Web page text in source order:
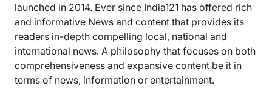
launched in 2014. Ever since India121 has offered rich
and informative News and content that provides its
readers in-depth compelling local, national and
international news. A philosophy that focuses on both
comprehensiveness and expansive content be it in
terms of news, information or entertainment.